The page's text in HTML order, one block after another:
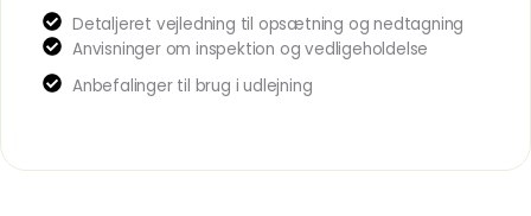
Detaljeret vejledning til opsætning og nedtagning
Anvisninger om inspektion og vedligeholdelse
Anbefalinger til brug i udlejning